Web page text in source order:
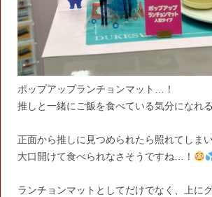
ポップアップランチョンマット…！
推しと一緒にご飯を食べている気分になれる
正面から推しに見つめられたら照れてしま
大口開けて食べられなさそうですね…！
ランチョンマットとしてだけでなく、上に